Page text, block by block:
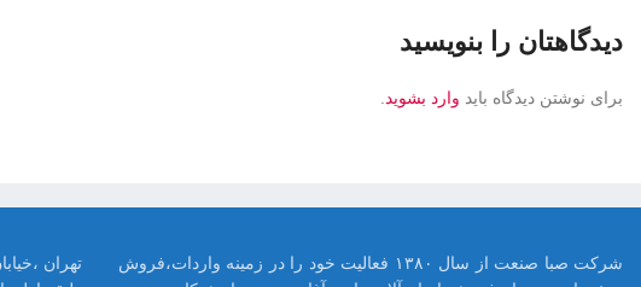
دیدگاهتان را بنویسید
برای نوشتن دیدگاه باید وارد بشوید
شرکت صبا صنعت از سال ۱۳۸۰ فعالیت خود را در زمینه واردات،فروش